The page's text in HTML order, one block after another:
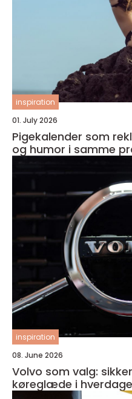
inspiration
01. July 2026
Pigekalender som
og humor i samme
inspiration
08. June 2026
Volvo som valg:
køreglæde i